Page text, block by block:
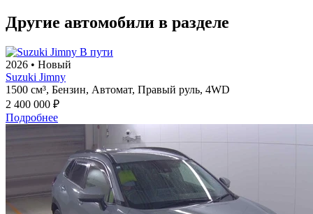
Другие автомобили в разделе
В пути
2026 • Новый
Suzuki Jimny
1500 см³, Бензин, Автомат, Правый руль, 4WD
2 400 000 ₽
Подробнее